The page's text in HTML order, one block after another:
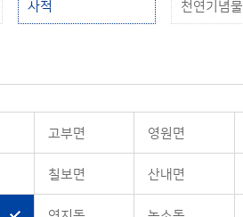
사적 천연기념물
고부면 영원면
칠보면 산내면